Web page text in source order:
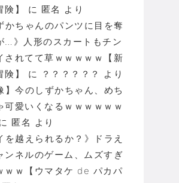
】
に 匿名 より
かちゃんのパンツに目を奪
…》人形のスカートもチン
されてて草ｗｗｗｗｗ【新
】
に ？？？？？？
より
】今のしずかちゃん、めち
可愛いくなるｗｗｗｗｗｗ
匿名 より
を越えられるか？》ドラえ
ンネルのゲーム、ムズすぎ
ｗｗ【ウマタケ de パカパ